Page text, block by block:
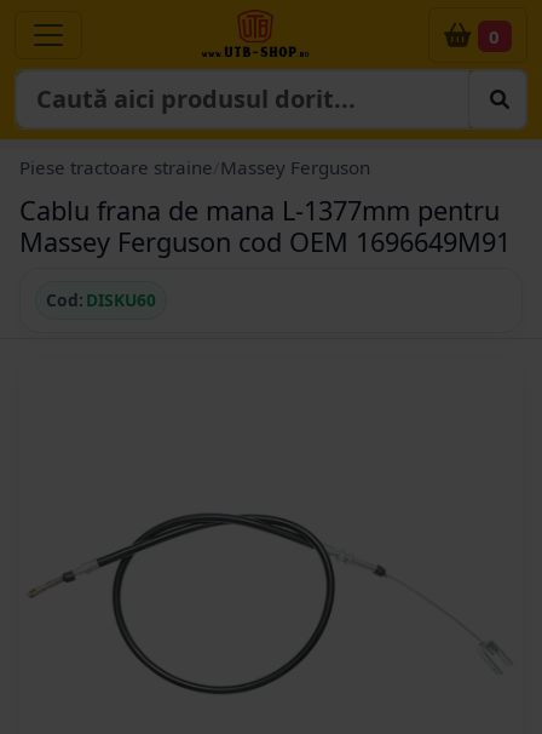
0
Piese tractoare straine Massey Ferguson
Cablu frana de mana L-1377mm pentru
Massey Ferguson cod OEM 1696649M91
Cod: DISKU60